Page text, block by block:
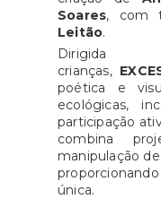
Soares, com
Leitão.
crianças,
poética e
ecológicas,
participação
combina
manipulação
única.